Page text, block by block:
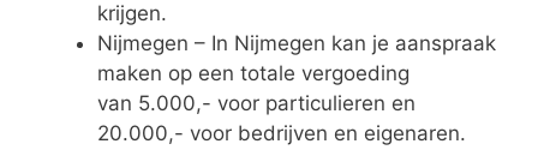
krijgen.
Nijmegen – In Nijmegen kan je aanspraak
maken op een totale vergoeding
van 5.000,- voor particulieren en
20.000,- voor bedrijven en eigenaren.